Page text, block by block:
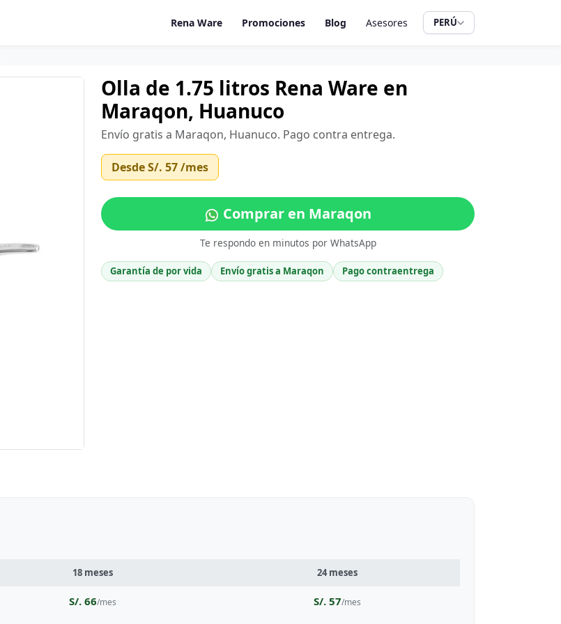
Rena Ware Promociones Blog Asesores PERÚ
Olla de 1.75 litros Rena Ware en
Maraqon, Huanuco
Envío gratis a Maraqon, Huanuco. Pago contra entrega.
DesdeS/. 57/mes
Comprar en Maraqon
Te respondo en minutos por WhatsApp
Garantía de por vida Envío gratis a Maraqon Pago contraentrega
18 meses 24 meses
S/. 66/mes S/. 57/mes